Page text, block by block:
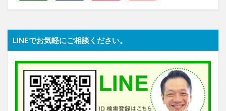
LINEでお気軽にご相談ください。